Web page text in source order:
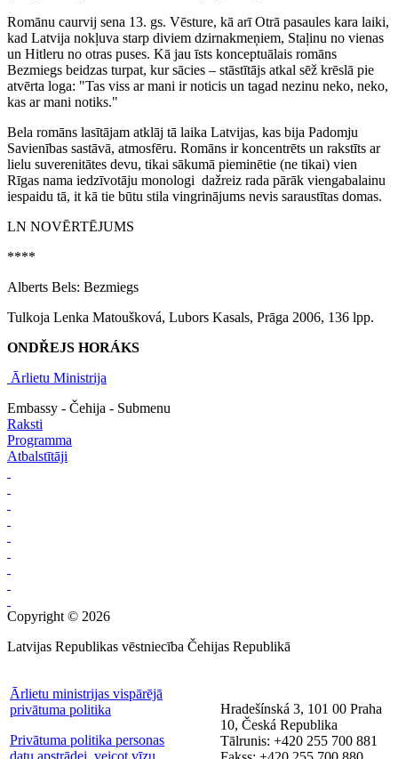
Romānu caurvij sena 13. gs. Vēsture, kā arī Otrā pasaules kara laiki,
kad Latvija nokļuva starp diviem dzirnakmeņiem, Staļinu no vienas
un Hitleru no otras puses. Kā jau īsts konceptuālais romāns
Bezmiegs beidzas turpat, kur sācies – stāstītājs atkal sēž krēslā pie
atvērta loga: "Tas viss ar mani ir noticis un tagad nezinu neko, neko,
kas ar mani notiks."
Bela romāns lasītājam atklāj tā laika Latvijas, kas bija Padomju
Savienības sastāvā, atmosfēru. Romāns ir koncentrēts un rakstīts ar
lielu suverenitātes devu, tikai sākumā pieminētie (ne tikai) vien
Rīgas nama iedzīvotāju monologi dažreiz rada pārāk viengabalainu
iespaidu tā, it kā tie būtu stila vingrinājums nevis saraustītas domas.
LN NOVĒRTĒJUMS
****
Alberts Bels: Bezmiegs
Tulkoja Lenka Matoušková, Lubors Kasals, Prāga 2006, 136 lpp.
ONDŘEJS HORÁKS
Ārlietu Ministrija
Embassy - Čehija - Submenu
Raksti
Programma
Atbalstītāji
Copyright © 2026
Latvijas Republikas vēstniecība Čehijas Republikā
Ārlietu ministrijas vispārējā
privātuma politika
Privātuma politika personas
datu apstrādei, veicot vīzu
Hradešínská 3, 101 00 Praha
10, Česká Republika
Tālrunis: +420 255 700 881